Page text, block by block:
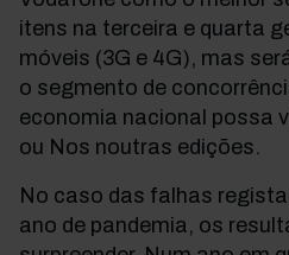
itens na terceira e quarta
móveis (3G e 4G), mas
o segmento de
economia nacional possa
ou Nos noutras edições.
No caso das falhas
ano de pandemia, os